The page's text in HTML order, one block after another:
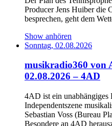
Producer Jens Huiber die
besprechen, geht dem
Show anhören
Sonntag, 02.08.2026
musikradio360 von
02.08.2026 – 4AD
4AD ist ein unabhängiges
Independentszene
Sebastian Voss (Bureau
Besondere an 4AD